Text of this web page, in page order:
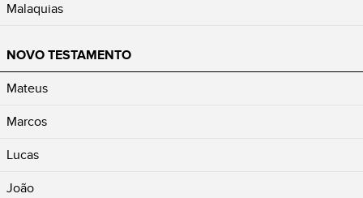
Malaquias
NOVO TESTAMENTO
Mateus
Marcos
Lucas
João